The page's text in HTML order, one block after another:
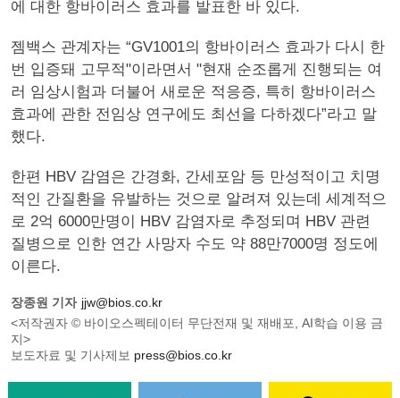
에 대한 항바이러스 효과를 발표한 바 있다.
젬백스 관계자는 “GV1001의 항바이러스 효과가 다시 한
번 입증돼 고무적"이라면서 "현재 순조롭게 진행되는 여
러 임상시험과 더불어 새로운 적응증, 특히 항바이러스
효과에 관한 전임상 연구에도 최선을 다하겠다”라고 말
했다.
한편 HBV 감염은 간경화, 간세포암 등 만성적이고 치명
적인 간질환을 유발하는 것으로 알려져 있는데 세계적으
로 2억 6000만명이 HBV 감염자로 추정되며 HBV 관련
질병으로 인한 연간 사망자 수도 약 88만7000명 정도에
이른다.
장종원 기자 jjw@bios.co.kr
<저작권자 © 바이오스펙테이터 무단전재 및 재배포, AI학습 이용 금
지>
보도자료 및 기사제보 press@bios.co.kr